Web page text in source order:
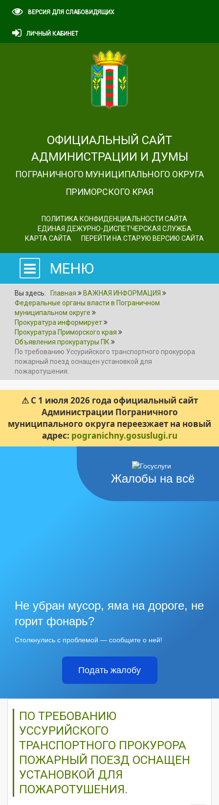
ВЕРСИЯ ДЛЯ СЛАБОВИДЯЩИХ
ЛИЧНЫЙ КАБИНЕТ
ОФИЦИАЛЬНЫЙ САЙТ
АДМИНИСТРАЦИИ И ДУМЫ
ПОГРАНИЧНОГО МУНИЦИПАЛЬНОГО ОКРУГА
ПРИМОРСКОГО КРАЯ
ПОЛИТИКА КОНФИДЕНЦИАЛЬНОСТИ САЙТА
ЕДИНАЯ ДЕЖУРНО-ДИСПЕТЧЕРСКАЯ СЛУЖБА
КАРТА САЙТА
ПЕРЕЙТИ НА СТАРУЮ ВЕРСИЮ САЙТА
МЕНЮ
Вы здесь: Главная
ВАЖНАЯ ИНФОРМАЦИЯ
Федеральные органы власти в Пограничном
муниципальном округе
Прокуратура информирует
Прокуратура Приморского края
Объявления прокуратуры ПК
По требованию Уссурийского транспортного прокурора
пожарный поезд оснащен установкой для
пожаротушения.
⚠ С 1 июля 2026 года официальный сайт
Администрации Пограничного
муниципального округа переезжает на новый
адрес: pogranichny.gosuslugi.ru
Жалобы на всё
Не убран мусор, яма на дороге, не
горит фонарь?
Столкнулись с проблемой — сообщите о ней!
Подать жалобу
ПО ТРЕБОВАНИЮ
УССУРИЙСКОГО
ТРАНСПОРТНОГО ПРОКУРОРА
ПОЖАРНЫЙ ПОЕЗД ОСНАЩЕН
УСТАНОВКОЙ ДЛЯ
ПОЖАРОТУШЕНИЯ.